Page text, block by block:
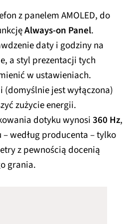
z panelem AMOLED, do
Always-on Panel.
daty i godziny na
a styl prezentacji tych
w ustawieniach.
(domyślnie jest wyłączona)
zużycie energii.
dotyku wynosi360 Hz,
według producenta – tylko
z pewnością docenią
grania.